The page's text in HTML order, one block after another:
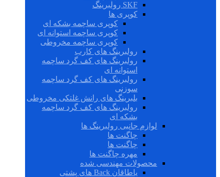
SKF رولبرینگ
کوپری ها
کوپری ساچمه بشکه ای
کوپری ساچمه استوانه ای
کوپری ساچمه مخروطی
رولبرینگ های کارب
رولبرینگ های کف گرد ساچمه
استوانه ای
رولبرینگ های کف گرد ساچمه
سوزنی
بلبرینگ های رانش غلتکی مخروطی
رولبرینگ های کف گرد ساچمه
بشکه ای
لوازم جانبی رولبرینگ ها
چاگنت ها
چاگنت ها
مهره چاگنت ها
محصولات مهندسی شده
یاطاقان Back های پشتی